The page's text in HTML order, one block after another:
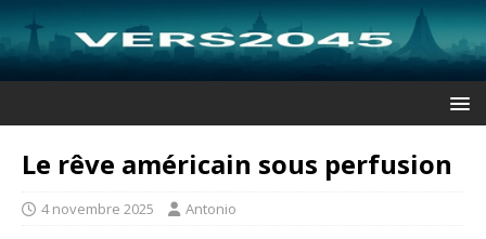
Le rêve américain sous perfusion
4 novembre 2025 Antonio